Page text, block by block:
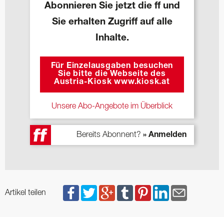
Abonnieren Sie jetzt die ff und
Sie erhalten Zugriff auf alle
Inhalte.
Für Einzelausgaben besuchen
Sie bitte die Webseite des
Austria-Kiosk www.kiosk.at
Unsere Abo-Angebote im Überblick
Bereits Abonnent? » Anmelden
Artikel teilen